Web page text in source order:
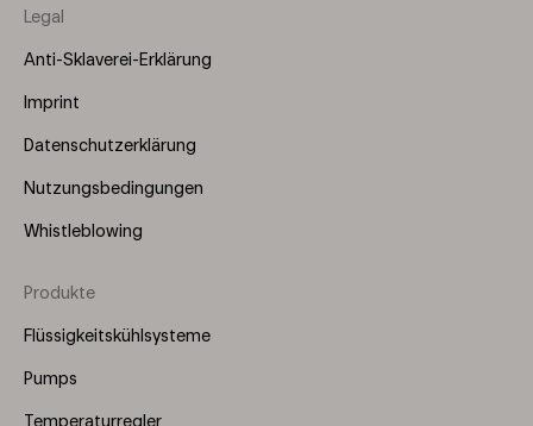
Legal
Anti-Sklaverei-Erklärung
Imprint
Datenschutzerklärung
Nutzungsbedingungen
Whistleblowing
Footer
Menu
Produkte
Flüssigkeitskühlsysteme
Pumps
Temperaturregler